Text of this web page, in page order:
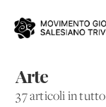
Arte
37 articoli in tutto